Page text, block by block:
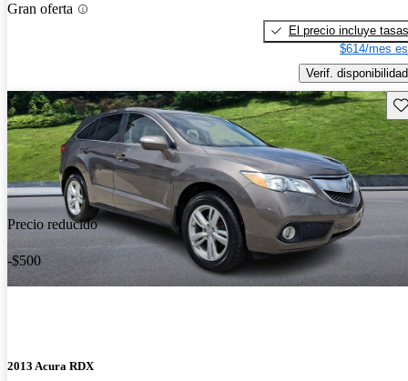
Gran oferta
El precio incluye tasas
$614/mes
Verif. disponibilidad
Precio reducido
-$500
2013 Acura RDX